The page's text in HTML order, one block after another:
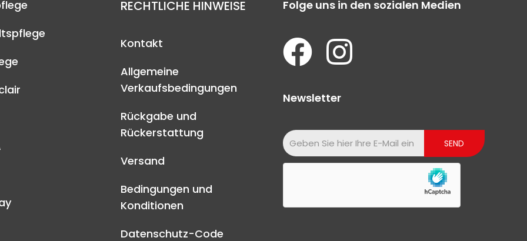
RECHTLICHE HINWEISE
Kontakt
Allgemeine
Verkaufsbedingungen
Rückgabe und
Rückerstattung
Versand
Bedingungen und
Konditionen
Datenschutz-Code
Folge uns in den sozialen Medien
Newsletter